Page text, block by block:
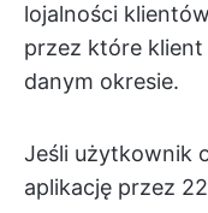
lojalności
przez które
danym okresie.
Jeśli użytkownik
aplikację przez